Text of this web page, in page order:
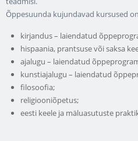
Õppesuunda kujundavad kursused on
kirjandus – laiendatud
hispaania, prantsuse või saksa
ajalugu – laiendatud
kunstiajalugu – laiendatud
filosoofia;
religiooniõpetus;
eesti keele ja mäluasutuste